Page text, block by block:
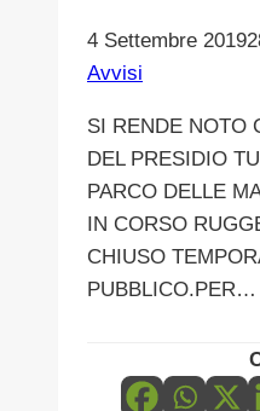
DI
E
DAINI
IN
AREA
DI
PARCO
4 Settembre 2019
Avvisi
SI RENDE NOTO
DEL PRESIDIO
PARCO DELLE
IN CORSO
CHIUSO
PUBBLICO.PER…